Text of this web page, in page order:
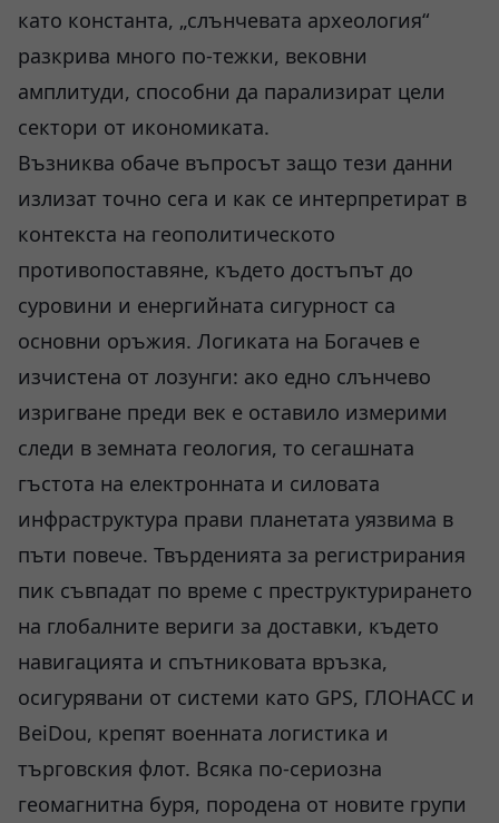
като константа, „слънчевата археология“
разкрива много по-тежки, вековни
амплитуди, способни да парализират цели
сектори от икономиката.
Възниква обаче въпросът защо тези данни
излизат точно сега и как се интерпретират в
контекста на геополитическото
противопоставяне, където достъпът до
суровини и енергийната сигурност са
основни оръжия. Логиката на Богачев е
изчистена от лозунги: ако едно слънчево
изригване преди век е оставило измерими
следи в земната геология, то сегашната
гъстота на електронната и силовата
инфраструктура прави планетата уязвима в
пъти повече. Твърденията за регистрирания
пик съвпадат по време с преструктурирането
на глобалните вериги за доставки, където
навигацията и спътниковата връзка,
осигурявани от системи като GPS, ГЛОНАСС и
BeiDou, крепят военната логистика и
търговския флот. Всяка по-сериозна
геомагнитна буря, породена от новите групи